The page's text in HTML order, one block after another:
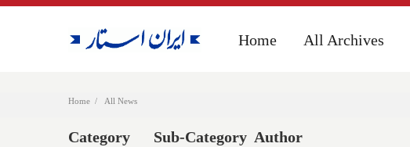
Home All Archives
Home All News
Home All Archives
Category Sub-Category Author